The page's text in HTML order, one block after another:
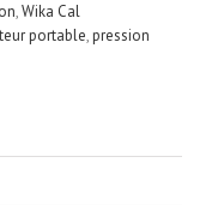
,Wika Cal
portable,pression